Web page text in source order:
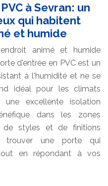
à Sevran: un
qui habitent
et humide
animé et humide
d'entrée en PVC est un
à l'humidité et ne se
idéal pour les climats
excellente isolation
dans les zones
de styles et de finitions
trouver une porte qui
en répondant à vos